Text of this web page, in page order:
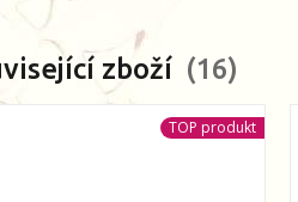
zboží 16
TOP produkt